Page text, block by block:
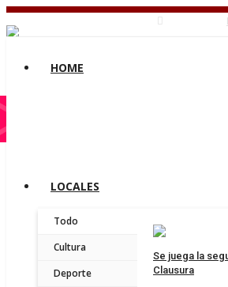
HOME
LOCALES
Todo
Cultura
Deporte
Se juega la
Clausura